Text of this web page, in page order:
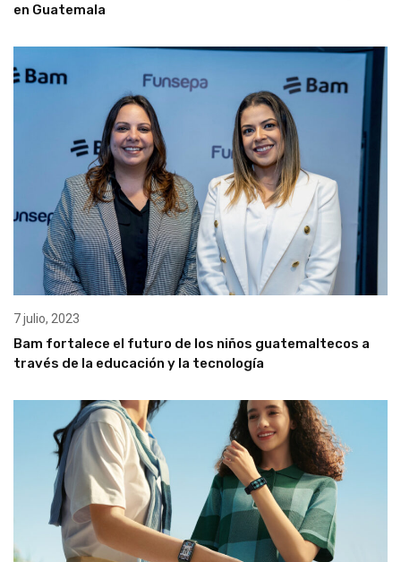
en Guatemala
7 julio, 2023
Bam fortalece el futuro de los niños guatemaltecos a
través de la educación y la tecnología